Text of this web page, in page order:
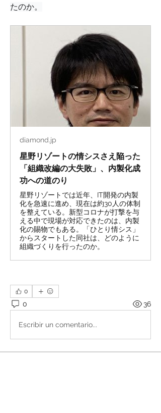
たのか。
diamond.jp
星野リゾートの情シスさえ陥った
「組織改編の大失敗」、内製化成
功への道のり
星野リゾートでは近年、IT開発の内製
化を急速に進め、現在は約30人の体制
を整えている。新型コロナが打撃を与
える中で現場が対応できたのは、内製
化の賜物でもある。「ひとり情シス」
からスタートした同社は、どのように
組織づくりを行ったのか。
0
0 36
Escribir un comentario...